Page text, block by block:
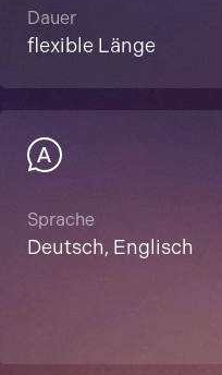
Dauer
flexible Länge
Sprache
Deutsch, Englisch